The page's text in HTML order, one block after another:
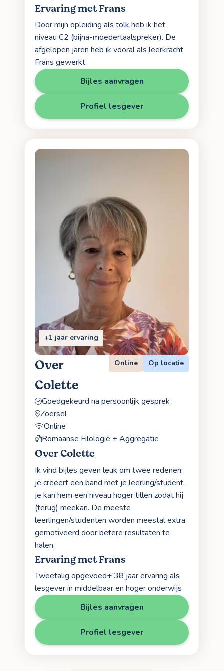
Ervaring met Frans
Door mijn opleiding als tolk heb ik het
niveau C2 (bijna-moedertaalspreker). De
afgelopen jaren heb ik vooral als leerkracht
Frans gewerkt.
Bijles aanvragen
Profiel lesgever
+1 jaar ervaring
Over
Colette
Online Op locatie
Goedgekeurd na persoonlijk gesprek
Zoersel
Online
Romaanse Filologie + Aggregatie
Over Colette
Ik vind bijles geven leuk om twee redenen:
je creëert een band met je leerling/student,
je kan hem een niveau hoger tillen zodat hij
(terug) meekan. De meeste
leerlingen/studenten worden meestal extra
gemotiveerd door betere resultaten te
halen.
Ervaring met Frans
Tweetalig opgevoed+ 38 jaar ervaring als
lesgever in middelbaar en hoger onderwijs
Bijles aanvragen
Profiel lesgever